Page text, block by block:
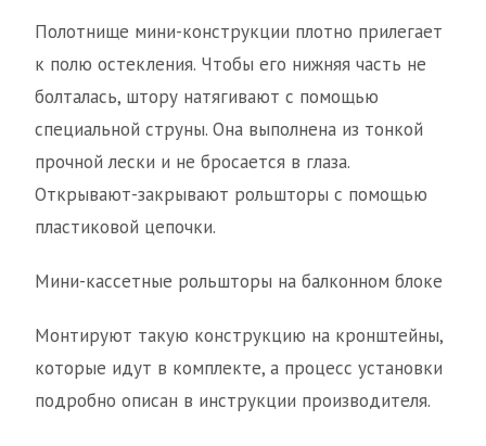
Полотнище мини-конструкции плотно прилегает
к полю остекления. Чтобы его нижняя часть не
болталась, штору натягивают с помощью
специальной струны. Она выполнена из тонкой
прочной лески и не бросается в глаза.
Открывают-закрывают рольшторы с помощью
пластиковой цепочки.
Мини-кассетные рольшторы на балконном блоке
Монтируют такую конструкцию на кронштейны,
которые идут в комплекте, а процесс установки
подробно описан в инструкции производителя.